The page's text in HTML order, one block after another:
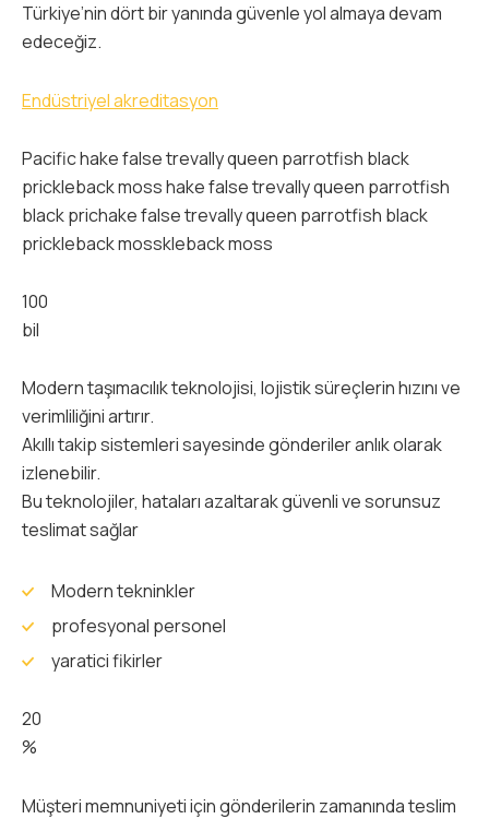
Türkiye’nin dört bir yanında güvenle yol almaya devam
edeceğiz.
Endüstriyel akreditasyon
Pacific hake false trevally queen parrotfish black
prickleback moss hake false trevally queen parrotfish
black prichake false trevally queen parrotfish black
prickleback mosskleback moss
100
bil
Modern taşımacılık teknolojisi, lojistik süreçlerin hızını ve
verimliliğini artırır.
Akıllı takip sistemleri sayesinde gönderiler anlık olarak
izlenebilir.
Bu teknolojiler, hataları azaltarak güvenli ve sorunsuz
teslimat sağlar
Modern tekninkler
profesyonal personel
yaratici fikirler
20
%
Müşteri memnuniyeti için gönderilerin zamanında teslim